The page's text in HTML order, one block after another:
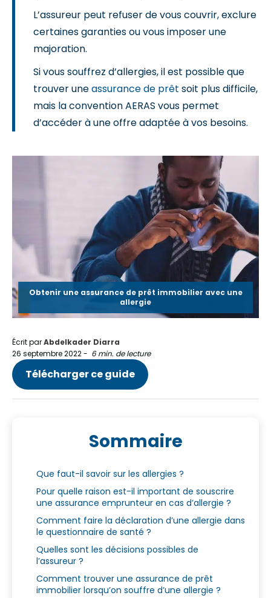
L’assureur peut refuser de vous couvrir, exclure
certaines garanties ou vous imposer une
majoration.
Si vous souffrez d’allergies, il est possible que
trouver uneassurance de prêt soit plus difficile,
mais la convention AERAS vous permet
d’accéder à une offre adaptée à vos besoins.
Obtenir une assurance de prêt immobilier avec une
allergie
Écrit parAbdelkader Diarra
26 septembre 2022- 6 min. de lecture
Télécharger ce guide
Sommaire
Que faut-il savoir sur les allergies ?
Pour quelle raison est-il important de souscrire
une assurance emprunteur en cas d’allergie ?
Comment faire la déclaration d’une allergie dans
le questionnaire de santé ?
Quelles sont les décisions possibles de
l’assureur ?
Comment trouver une assurance de prêt
immobilier lorsqu’on souffre d’une allergie ?